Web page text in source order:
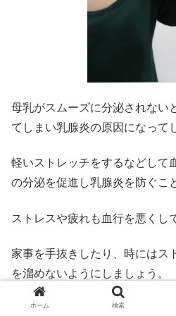
母乳がスムーズに分泌されない
てしまい乳腺炎の原因になって
軽いストレッチをするなどして
の分泌を促進し乳腺炎を防ぐこ
ストレスや疲れも血行を悪くし
家事を手抜きしたり、時にはス
を溜めないようにしましょう。
また、授乳中はバストのサイズ
ホーム 検索